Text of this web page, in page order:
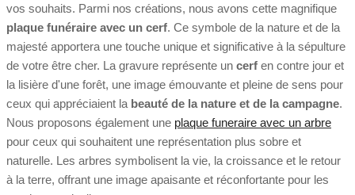
vos souhaits. Parmi nos créations, nous avons cette magnifique
plaque funéraire avec un cerf. Ce symbole de la nature et de la
majesté apportera une touche unique et significative à la sépulture
de votre être cher. La gravure représente un cerf en contre jour et
la lisière d'une forêt, une image émouvante et pleine de sens pour
ceux qui appréciaient la beauté de la nature et de la campagne.
Nous proposons également une plaque funeraire avec un arbre
pour ceux qui souhaitent une représentation plus sobre et
naturelle. Les arbres symbolisent la vie, la croissance et le retour
à la terre, offrant une image apaisante et réconfortante pour les